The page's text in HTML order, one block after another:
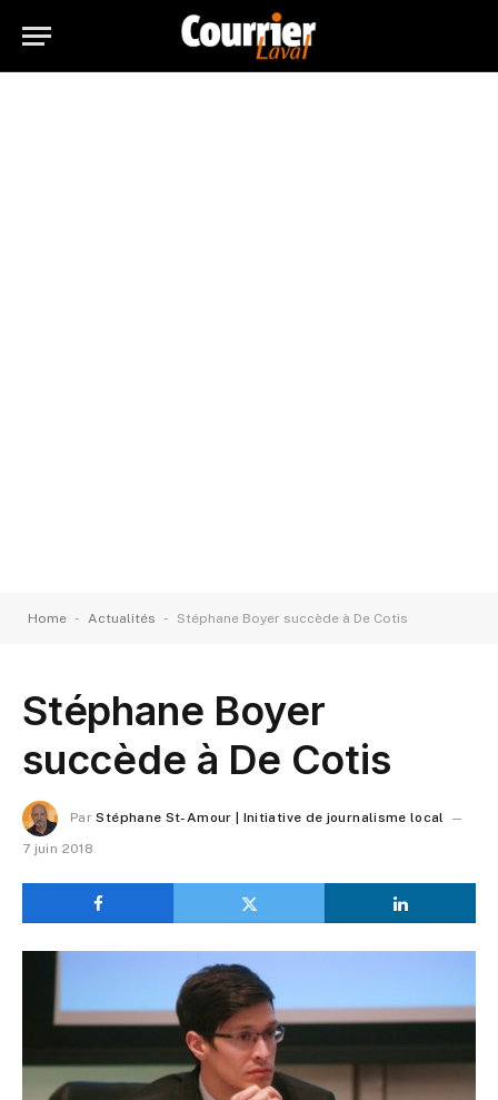
Home - Actualités - Stéphane Boyer succède à De Cotis
Stéphane Boyer
succède à De Cotis
Par Stéphane St-Amour | Initiative de journalisme local
7 juin 2018